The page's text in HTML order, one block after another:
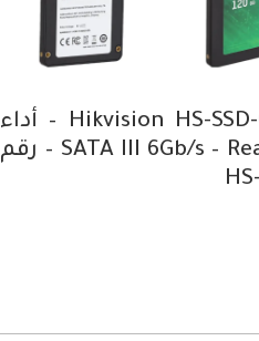
هارد داخلي Hikvision HS-SSD-C100 120GB – أداء
عالي SATA III 6Gb/s – Read Speed 500MB/s – رقم